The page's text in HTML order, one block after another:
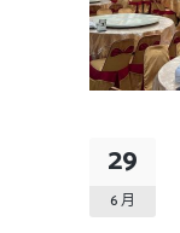
29
6 月